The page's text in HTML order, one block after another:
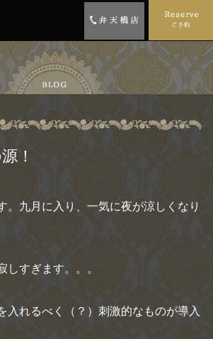
！
。九月に入り、一気に夜が涼しくなり
しすぎます。。。
入れるべく（？）刺激的なものが導入